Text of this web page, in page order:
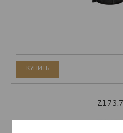
КУПИТЬ
Z173.7